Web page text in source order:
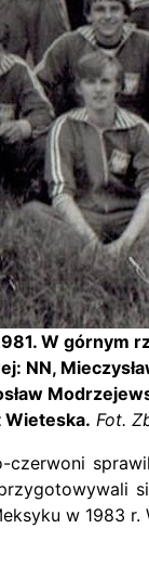
W górnym
Wieteska. Fot.
w 1983